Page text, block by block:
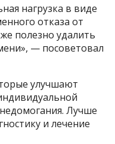
нагрузка в виде
отказа от
полезно удалить
— посоветовал
улучшают
Лучше
и лечение